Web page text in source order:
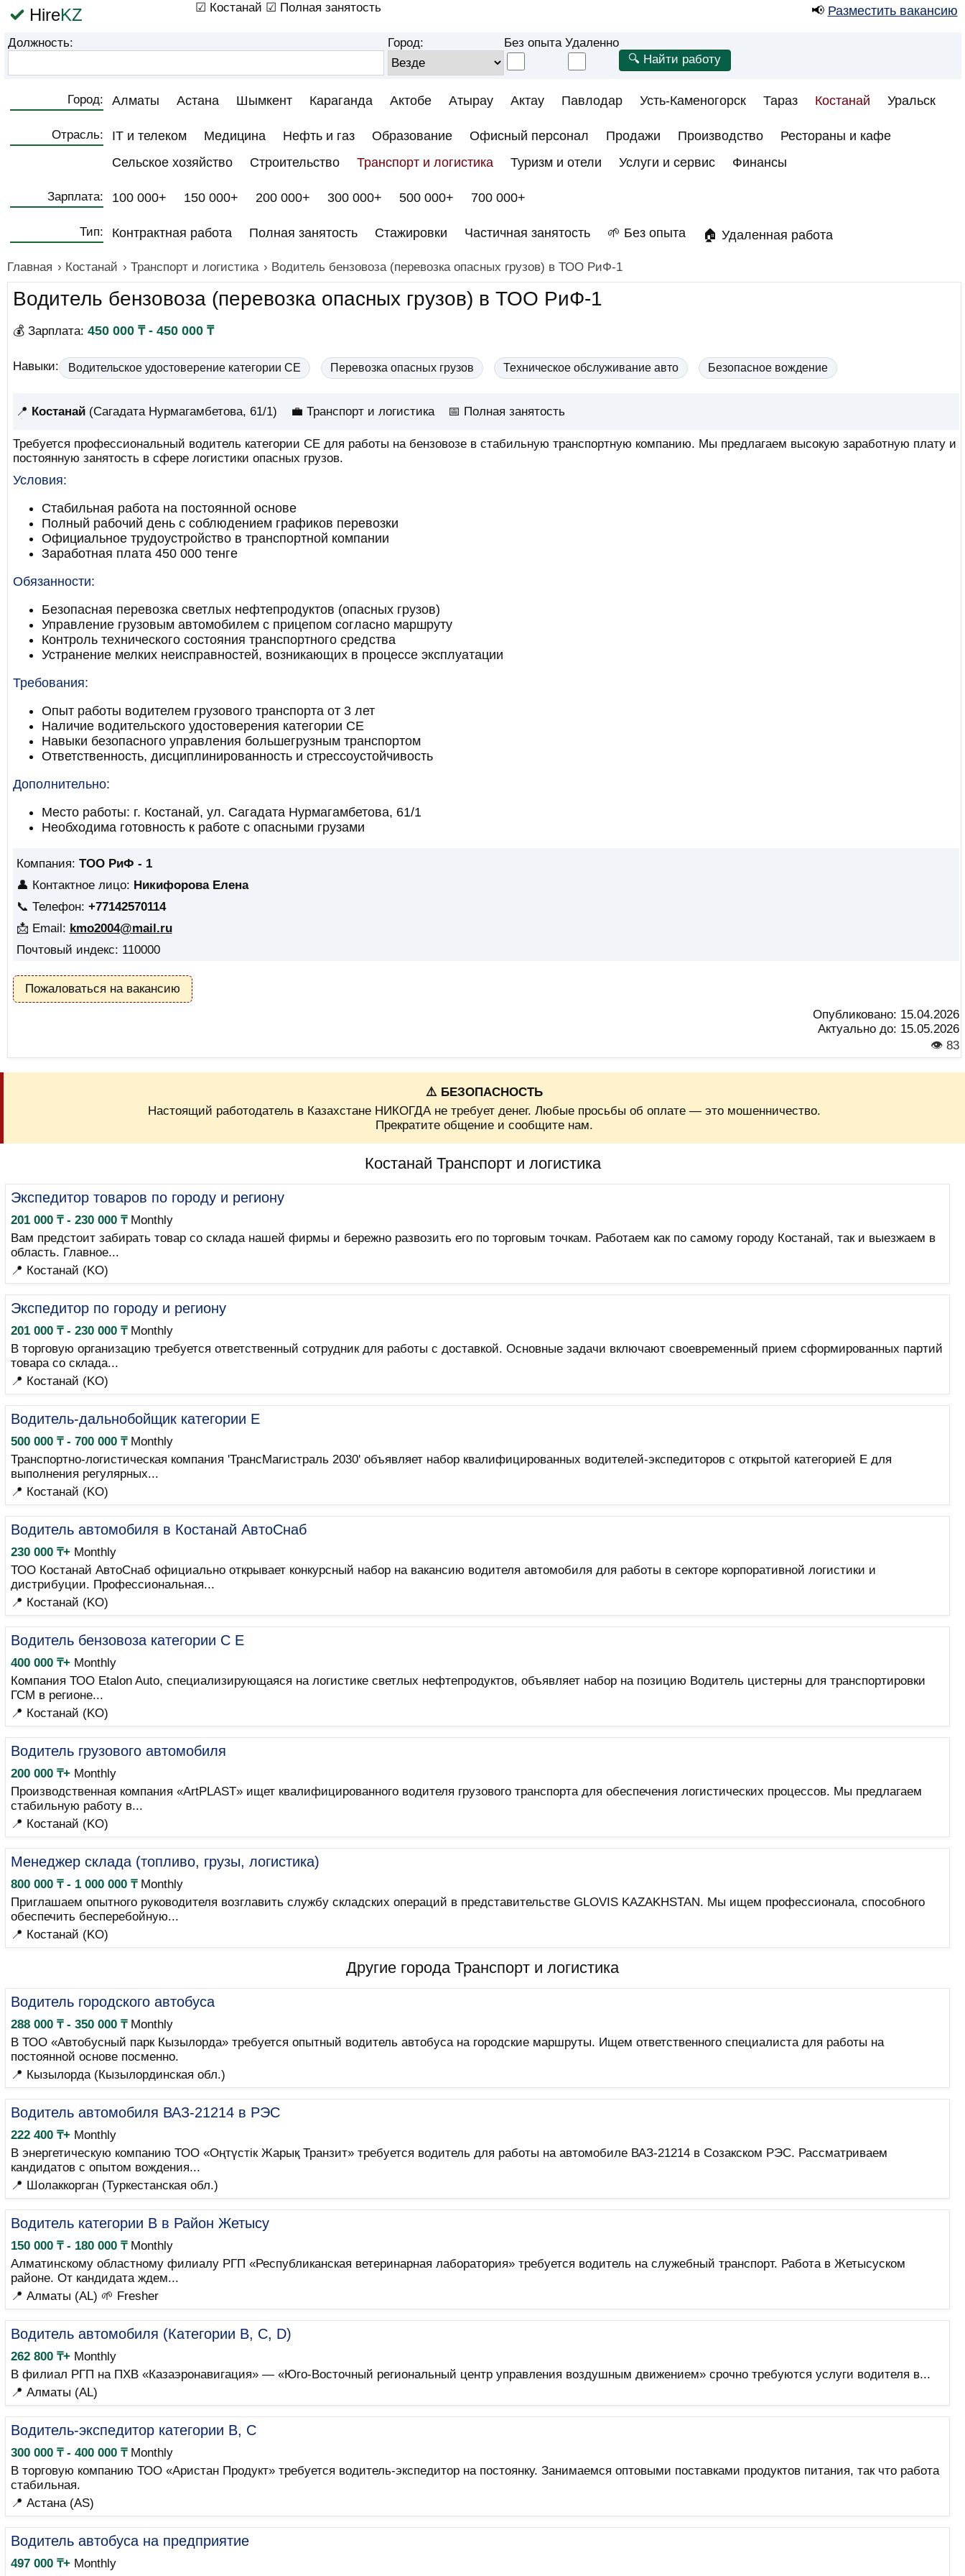
HireKZ ☑ Костанай ☑ Полная занятость 📢 Разместить вакансию
Должность: Город: Без опыта Удаленно
Город: Алматы Астана Шымкент Караганда Актобе Атырау Актау Павлодар Усть-Каменогорск Тараз Костанай Уральск
Отрасль: IT и телеком Медицина Нефть и газ Образование Офисный персонал Продажи Производство
Рестораны и кафе
Сельское хозяйство
Строительство Транспорт и логистика Туризм и отели Услуги и сервис Финансы
Зарплата: 100 000+ 150 000+ 200 000+ 300 000+ 500 000+ 700 000+
Тип: Контрактная работа Полная занятость Стажировки Частичная занятость 🌱 Без опыта 🏠 Удаленная работа
Главная › Костанай › Транспорт и логистика › Водитель бензовоза (перевозка опасных грузов) в ТОО РиФ-1
Водитель бензовоза (перевозка опасных грузов) в ТОО РиФ-1
💰 Зарплата: 450 000 ₸ - 450 000 ₸
Навыки: Водительское удостоверение категории CE Перевозка опасных грузов Техническое обслуживание авто Безопасное вождение
📍 Костанай(Сагадата Нурмагамбетова, 61/1) 💼 Транспорт и логистика 📅 Полная занятость
Требуется профессиональный водитель категории CE для работы на бензовозе в стабильную транспортную компанию. Мы предлагаем высокую заработную плату и
постоянную занятость в сфере логистики опасных грузов.
Условия:
Стабильная работа на постоянной основе
Полный рабочий день с соблюдением графиков перевозки
Официальное трудоустройство в транспортной компании
Заработная плата 450 000 тенге
Обязанности:
Безопасная перевозка светлых нефтепродуктов (опасных грузов)
Управление грузовым автомобилем с прицепом согласно маршруту
Контроль технического состояния транспортного средства
Устранение мелких неисправностей, возникающих в процессе эксплуатации
Требования:
Опыт работы водителем грузового транспорта от 3 лет
Наличие водительского удостоверения категории CE
Навыки безопасного управления большегрузным транспортом
Ответственность, дисциплинированность и стрессоустойчивость
Дополнительно:
Место работы: г. Костанай, ул. Сагадата Нурмагамбетова, 61/1
Необходима готовность к работе с опасными грузами
Компания: ТОО РиФ - 1
👤 Контактное лицо: Никифорова Елена
📞 Телефон: +77142570114
📩 Email: kmo2004@mail.ru
Почтовый индекс: 110000
Пожаловаться на вакансию
Опубликовано: 15.04.2026
Актуально до: 15.05.2026
👁 83
⚠️ БЕЗОПАСНОСТЬ
Настоящий работодатель в Казахстане НИКОГДА не требует денег. Любые просьбы об оплате — это мошенничество.
Прекратите общение и сообщите нам.
Костанай Транспорт и логистика
Экспедитор товаров по городу и региону
201 000 ₸ - 230 000 ₸Monthly
Вам предстоит забирать товар со склада нашей фирмы и бережно развозить его по торговым точкам. Работаем как по самому городу Костанай, так и выезжаем в
область. Главное...
📍 Костанай (KO)
Экспедитор по городу и региону
201 000 ₸ - 230 000 ₸Monthly
В торговую организацию требуется ответственный сотрудник для работы с доставкой. Основные задачи включают своевременный прием сформированных партий
товара со склада...
📍 Костанай (KO)
Водитель-дальнобойщик категории E
500 000 ₸ - 700 000 ₸Monthly
Транспортно-логистическая компания 'ТрансМагистраль 2030' объявляет набор квалифицированных водителей-экспедиторов с открытой категорией E для
выполнения регулярных...
📍 Костанай (KO)
Водитель автомобиля в Костанай АвтоСнаб
230 000 ₸+ Monthly
ТОО Костанай АвтоСнаб официально открывает конкурсный набор на вакансию водителя автомобиля для работы в секторе корпоративной логистики и
дистрибуции. Профессиональная...
📍 Костанай (KO)
Водитель бензовоза категории C E
400 000 ₸+ Monthly
Компания ТОО Etalon Auto, специализирующаяся на логистике светлых нефтепродуктов, объявляет набор на позицию Водитель цистерны для транспортировки
ГСМ в регионе...
📍 Костанай (KO)
Водитель грузового автомобиля
200 000 ₸+ Monthly
Производственная компания «ArtPLAST» ищет квалифицированного водителя грузового транспорта для обеспечения логистических процессов. Мы предлагаем
стабильную работу в...
📍 Костанай (KO)
Менеджер склада (топливо, грузы, логистика)
800 000 ₸ - 1 000 000 ₸Monthly
Приглашаем опытного руководителя возглавить службу складских операций в представительстве GLOVIS KAZAKHSTAN. Мы ищем профессионала, способного
обеспечить бесперебойную...
📍 Костанай (KO)
Другие города Транспорт и логистика
Водитель городского автобуса
288 000 ₸ - 350 000 ₸Monthly
В ТОО «Автобусный парк Кызылорда» требуется опытный водитель автобуса на городские маршруты. Ищем ответственного специалиста для работы на
постоянной основе посменно.
📍 Кызылорда (Кызылординская обл.)
Водитель автомобиля ВАЗ-21214 в РЭС
222 400 ₸+ Monthly
В энергетическую компанию ТОО «Оңтүстік Жарық Транзит» требуется водитель для работы на автомобиле ВАЗ-21214 в Созакском РЭС. Рассматриваем
кандидатов с опытом вождения...
📍 Шолаккорган (Туркестанская обл.)
Водитель категории B в Район Жетысу
150 000 ₸ - 180 000 ₸Monthly
Алматинскому областному филиалу РГП «Республиканская ветеринарная лаборатория» требуется водитель на служебный транспорт. Работа в Жетысуском
районе. От кандидата ждем...
📍 Алматы (AL) 🌱 Fresher
Водитель автомобиля (Категории B, C, D)
262 800 ₸+ Monthly
В филиал РГП на ПХВ «Казаэронавигация» — «Юго-Восточный региональный центр управления воздушным движением» срочно требуются услуги водителя в...
📍 Алматы (AL)
Водитель-экспедитор категории B, C
300 000 ₸ - 400 000 ₸Monthly
В торговую компанию ТОО «Аристан Продукт» требуется водитель-экспедитор на постоянку. Занимаемся оптовыми поставками продуктов питания, так что работа
стабильная.
📍 Астана (AS)
Водитель автобуса на предприятие
497 000 ₸+ Monthly